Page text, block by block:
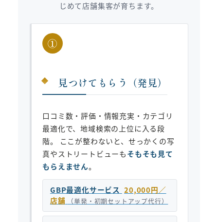
じめて店舗集客が育ちます。
①
見つけてもらう（発見）
口コミ数・評価・情報充実・カテゴリ
最適化で、地域検索の上位に入る段
階。 ここが整わないと、せっかくの写
真やストリートビューもそもそも見て
もらえません。
GBP最適化サービス 20,000円／
店舗
（単発・初期セットアップ代行）